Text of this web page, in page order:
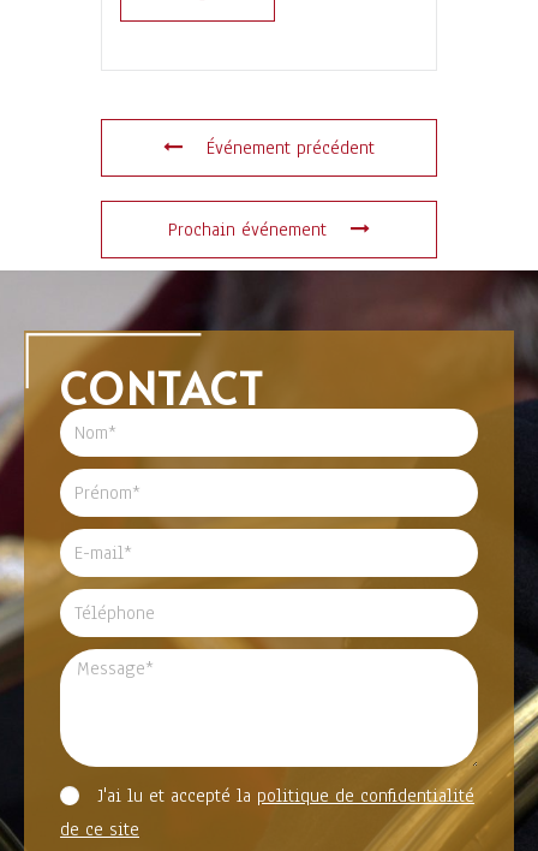
Événement précédent
Prochain événement
CONTACT
J'ai lu et accepté la politique de confidentialité
de ce site